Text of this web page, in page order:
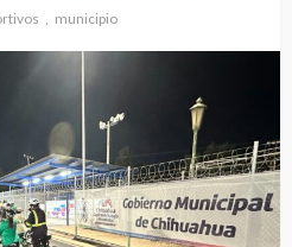
municipio